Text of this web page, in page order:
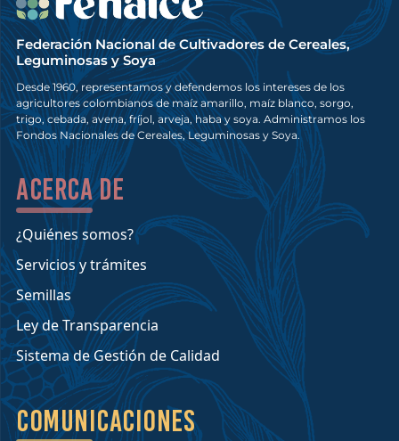
Federación Nacional de Cultivadores de Cereales,
Leguminosas y Soya
Desde 1960, representamos y defendemos los intereses de los
agricultores colombianos de maíz amarillo, maíz blanco, sorgo,
trigo, cebada, avena, fríjol, arveja, haba y soya. Administramos los
Fondos Nacionales de Cereales, Leguminosas y Soya.
Acerca de
¿Quiénes somos?
Servicios y trámites
Semillas
Ley de Transparencia
Sistema de Gestión de Calidad
Comunicaciones